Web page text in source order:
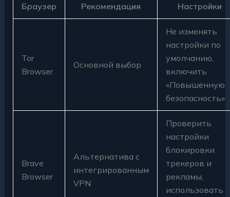
Браузер Рекомендация Настройки
Tor
Browser
Основной выбор
Не изменять
настройки по
умолчанию,
включить
«Повышенную
безопасность»
Brave
Browser
Альтернатива с
интегрированным
VPN
Проверить
настройки
блокировки
трекеров и
рекламы,
использовать